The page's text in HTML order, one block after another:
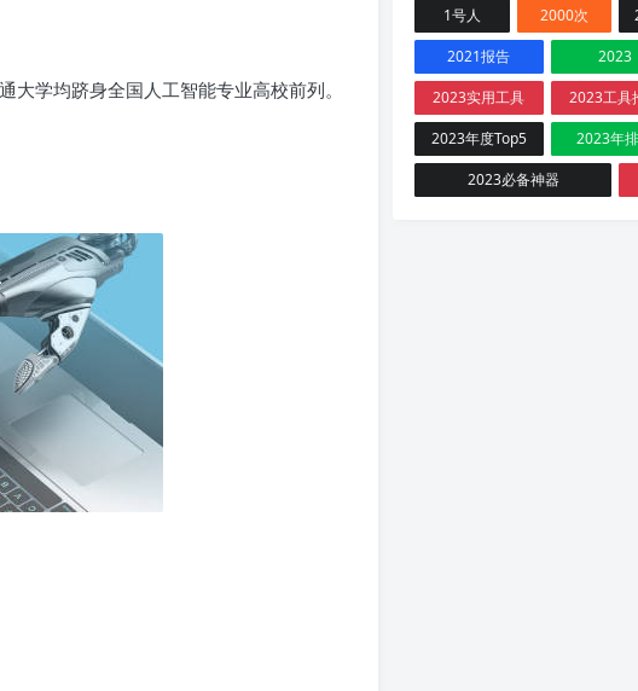
学均跻身全国人工智能专业高校前列。
1号人
2000次
2021报告
2023
2023实用工具
2023工具
2023年度Top5
2023年
2023必备神器